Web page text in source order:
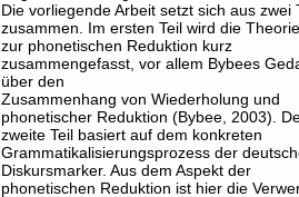
Die vorliegende Arbeit setzt sich aus zwei
zusammen. Im ersten Teil wird die
zur phonetischen Reduktion kurz
zusammengefasst, vor allem Bybees
über den
Zusammenhang von Wiederholung und
phonetischer Reduktion (Bybee, 2003).
zweite Teil basiert auf dem konkreten
Grammatikalisierungsprozess der
Diskursmarker. Aus dem Aspekt der
phonetischen Reduktion ist hier die